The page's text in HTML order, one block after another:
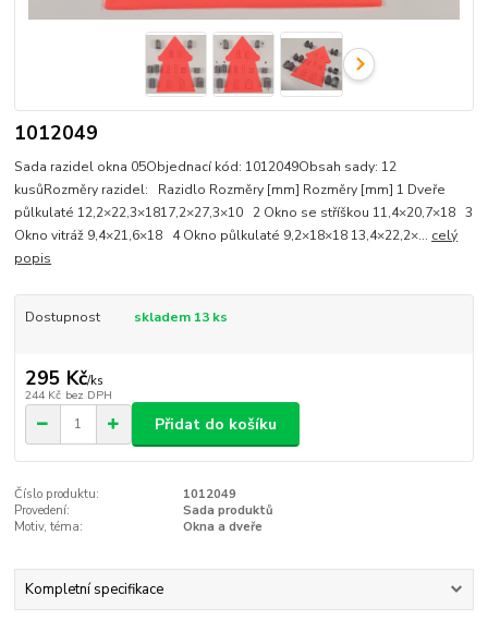
1012049
Sada razidel okna 05Objednací kód: 1012049Obsah sady: 12
kusůRozměry razidel: Razidlo Rozměry [mm] Rozměry [mm] 1 Dveře
půlkulaté 12,2×22,3×1817,2×27,3×10 2 Okno se stříškou 11,4×20,7×18 3
Okno vitráž 9,4×21,6×18 4 Okno půlkulaté 9,2×18×18 13,4×22,2×... celý
popis
Dostupnost skladem 13 ks
295 Kč/ks
244 Kč bez DPH
Přidat do košíku
Číslo produktu:
1012049
Provedení:
Sada produktů
Motiv, téma:
Okna a dveře
Kompletní specifikace